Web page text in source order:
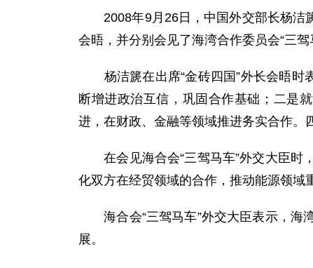
2008年9月26日，中国外交部长杨洁篪
会晤，并分别会见了海湾合作委员会“三
杨洁篪在出席“金砖四国”外长会晤时
断增进政治互信，巩固合作基础；二是
进，在财政、金融等领域推进务实合作。
在会见海合会“三驾马车”外交大臣时
化双方在经贸领域的合作，推动能源领域
海合会“三驾马车”外交大臣表示，海
展。